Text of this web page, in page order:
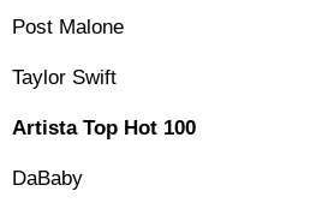
Post Malone
Taylor Swift
Artista Top Hot 100
DaBaby